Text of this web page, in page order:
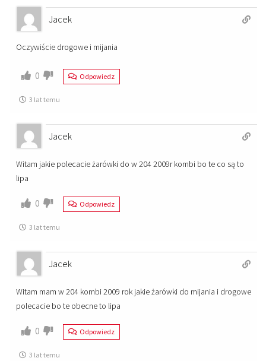
Jacek
Oczywiście drogowe i mijania
0 Odpowiedz
3 lat temu
Jacek
Witam jakie polecacie żarówki do w 204 2009r kombi bo te co są to
lipa
0 Odpowiedz
3 lat temu
Jacek
Witam mam w 204 kombi 2009 rok jakie żarówki do mijania i drogowe
polecacie bo te obecne to lipa
0 Odpowiedz
3 lat temu